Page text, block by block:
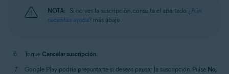
NOTA: Si no ves la suscripción, consulta el apartado ¿Aún
necesitas ayuda? más abajo.
Toque Cancelar suscripción.
Google Play podría preguntarte si deseas pausar la suscripción. Pulse No,